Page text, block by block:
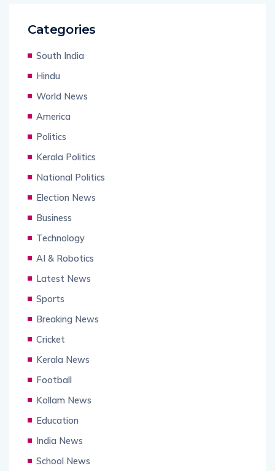
Categories
South India
Hindu
World News
America
Politics
Kerala Politics
National Politics
Election News
Business
Technology
AI & Robotics
Latest News
Sports
Breaking News
Cricket
Kerala News
Football
Kollam News
Education
India News
School News